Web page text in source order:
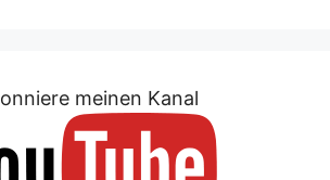
meinen Kanal